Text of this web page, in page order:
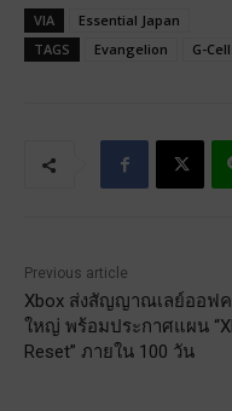
VIA
Essential Japan
TAGS
Evangelion G-
Previous article
Xbox ส่งสัญญาณเลย์ออฟค
ใหญ่ พร้อมประกาศแผน
Reset” ภายใน 100 วัน